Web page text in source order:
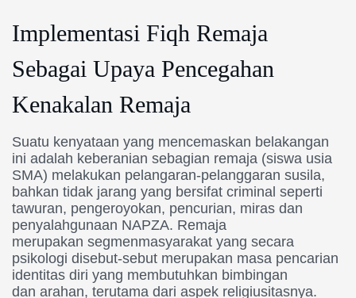
Implementasi Fiqh Remaja
Sebagai Upaya Pencegahan
Kenakalan Remaja
Suatu kenyataan yang mencemaskan belakangan
ini adalah keberanian sebagian remaja (siswa usia
SMA) melakukan pelangaran-pelanggaran susila,
bahkan tidak jarang yang bersifat criminal seperti
tawuran, pengeroyokan, pencurian, miras dan
penyalahgunaan NAPZA. Remaja
merupakan segmenmasyarakat yang secara
psikologi disebut-sebut merupakan masa pencarian
identitas diri yang membutuhkan bimbingan
dan arahan, terutama dari aspek religiusitasnya.